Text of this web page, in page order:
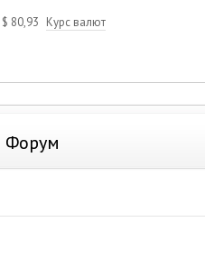
$ 80,93 Курс валют
Форум